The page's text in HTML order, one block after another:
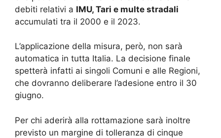
debiti relativi a IMU, Tari e multe stradali
accumulati tra il 2000 e il 2023.
L’applicazione della misura, però, non sarà
automatica in tutta Italia. La decisione finale
spetterà infatti ai singoli Comuni e alle Regioni,
che dovranno deliberare l’adesione entro il 30
giugno.
Per chi aderirà alla rottamazione sarà inoltre
previsto un margine di tolleranza di cinque